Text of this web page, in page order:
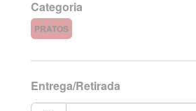
Categoria
PRATOS
Entrega/Retirada